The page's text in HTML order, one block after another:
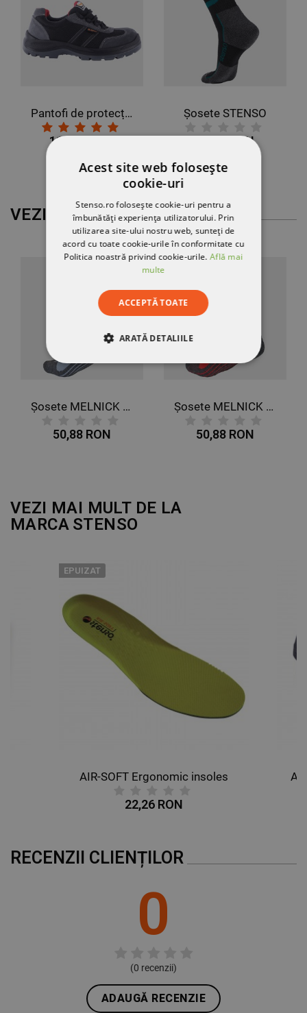
Pantofi de protecție EMERTON PRO S1P
119,75 RON
Șosete STENSO
11,83 RON
VEZI MAI MULT
Șosete MELNICK ALBASTRU
50,88 RON
Șosete MELNICK ROȘU
50,88 RON
VEZI MAI MULT DE LA
MARCA STENSO
EPUIZAT
AIR-SOFT Ergonomic insoles
22,26 RON
RECENZII CLIENȚILOR
0
(0 recenzii)
ADAUGĂ RECENZIE
Acest site web folosește
cookie-uri
Stenso.ro folosește cookie-uri pentru a
îmbunătăți experiența utilizatorului. Prin
utilizarea site-ului nostru web, sunteți de
acord cu toate cookie-urile în conformitate cu
Politica noastră privind cookie-urile.Află mai
multe
ACCEPTĂ TOATE
ARATĂ DETALIILE
STRICT NECESARE
DE PERFORMANȚĂ
DE TARGETARE